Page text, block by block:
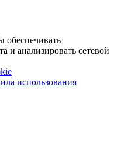
и анализировать сетевой
использования